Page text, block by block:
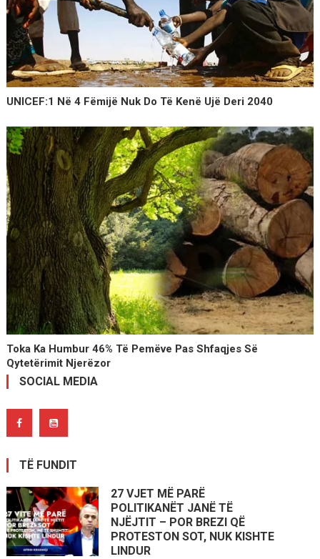
UNICEF:1 Në 4 Fëmijë Nuk Do Të Kenë Ujë Deri 2040
Toka Ka Humbur 46% Të Pemëve Pas Shfaqjes Së
Qytetërimit Njerëzor
SOCIAL MEDIA
TË FUNDIT
27 VJET MË PARË
POLITIKANËT JANË TË
NJËJTIT – POR BREZI QË
PROTESTON SOT, NUK KISHTE
LINDUR